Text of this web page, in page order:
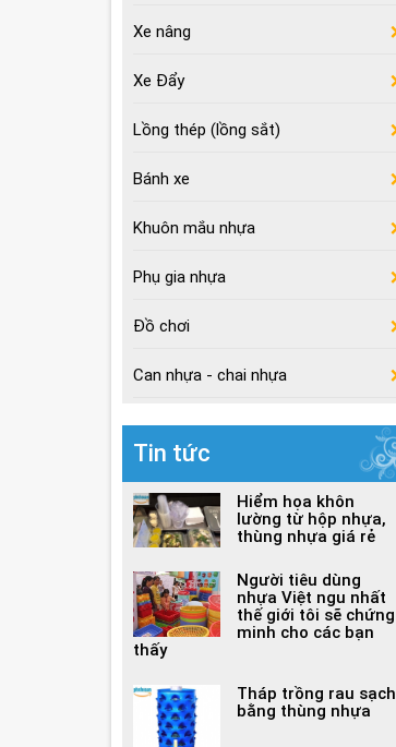
Xe nâng
Xe Đẩy
Lồng thép (lồng sắt)
Bánh xe
Khuôn mắu nhựa
Phụ gia nhựa
Đồ chơi
Can nhựa - chai nhựa
Tin tức
Hiểm họa khôn
lường từ hộp nhựa,
thùng nhựa giá rẻ
Người tiêu dùng
nhựa Việt ngu nhất
thế giới tôi sẽ chứng
minh cho các bạn
thấy
Tháp trồng rau sạch
bằng thùng nhựa